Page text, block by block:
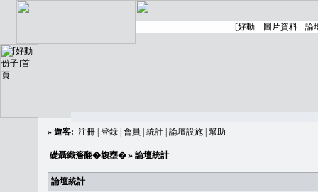
» 遊客: 注冊 登錄 會員 統計 論壇設施 幫助
礎聶織簷翻�䪖壅� » 論壇統計
論壇統計